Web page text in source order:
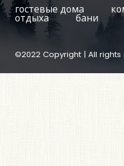
гостевые дома
отдыха бани
©2022 Copyright | All rights